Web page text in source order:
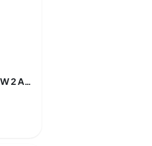
SAMPHONE RM-103 20 W 2 Altavoces